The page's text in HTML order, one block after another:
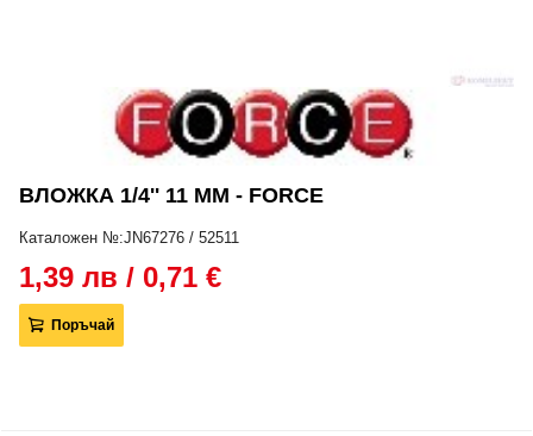
ВЛОЖКА 1/4'' 11 ММ - FORCE
Каталожен №:JN67276 / 52511
1,39 лв / 0,71 €
Поръчай